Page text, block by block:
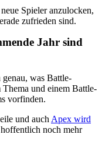
Spieler anzulocken,
zufrieden sind.
Jahr sind
was Battle-
und einem Battle-
vorfinden.
und auch Apex wird
noch mehr